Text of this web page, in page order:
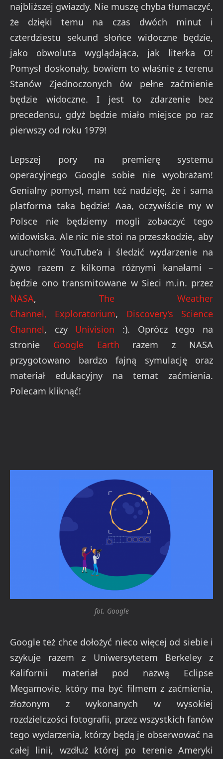
najbliższej gwiazdy. Nie muszę chyba tłumaczyć,
że dzięki temu na czas dwóch minut i
czterdziestu sekund słońce widoczne będzie,
jako obwoluta wyglądająca, jak literka O!
Pomysł doskonały, bowiem to właśnie z terenu
Stanów Zjednoczonych ów pełne zaćmienie
będzie widoczne. I jest to zdarzenie bez
precedensu, gdyż będzie miało miejsce po raz
pierwszy od roku 1979!
Lepszej pory na premierę systemu
operacyjnego Google sobie nie wyobrażam!
Genialny pomysł, mam też nadzieję, że i sama
platforma taka będzie! Aaa, oczywiście my w
Polsce nie będziemy mogli zobaczyć tego
widowiska. Ale nic nie stoi na przeszkodzie, aby
uruchomić YouTube’a i śledzić wydarzenie na
żywo razem z kilkoma różnymi kanałami –
będzie ono transmitowane w Sieci m.in. przez
NASA, The Weather
Channel,
Exploratorium, Discovery’s Science
Channel, czy Univision :). Oprócz tego na
stronie Google Earth razem z NASA
przygotowano bardzo fajną symulację oraz
materiał edukacyjny na temat zaćmienia.
Polecam kliknąć!
fot. Google
Google też chce dołożyć nieco więcej od siebie i
szykuje razem z Uniwersytetem Berkeley z
Kalifornii materiał pod nazwą Eclipse
Megamovie, który ma być filmem z zaćmienia,
złożonym z wykonanych w wysokiej
rozdzielczości fotografii, przez wszystkich fanów
tego wydarzenia, którzy będą je obserwować na
całej linii, wzdłuż której po terenie Ameryki